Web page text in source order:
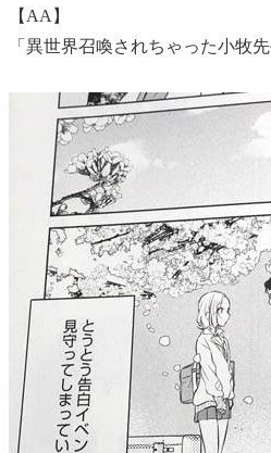
【AA】
「異世界召喚されちゃった小牧